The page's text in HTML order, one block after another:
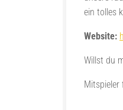
ein tolles
Website:
Willst du
Mitspieler